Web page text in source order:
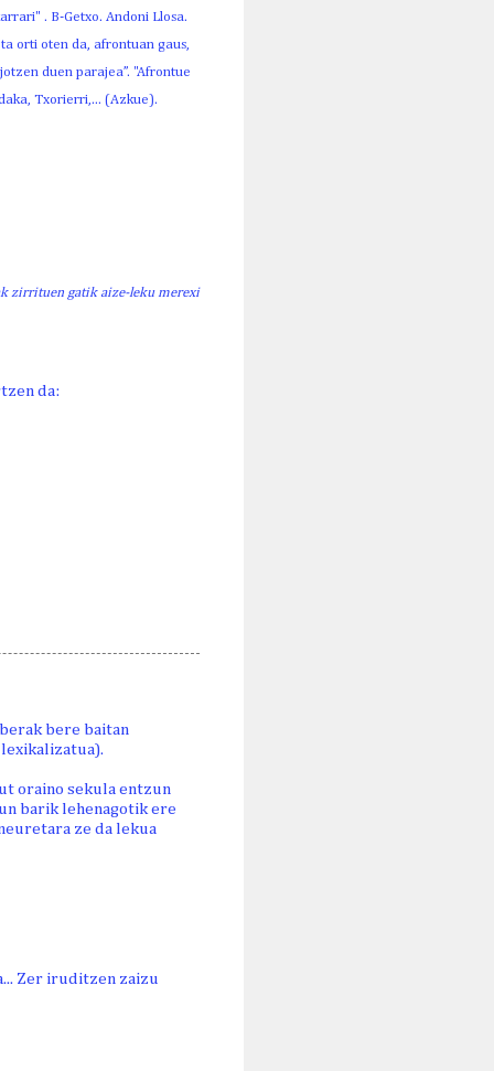
. B-Getxo. Andoni Llosa.
orti oten da, afrontuan gaus,
duen parajea”. "Afrontue
Txorierri,... (Azkue).
zirrituen gatik aize-leku merexi
da:
bere baitan
lexikalizatua).
oraino sekula entzun
barik lehenagotik ere
ze da lekua
Zer iruditzen zaizu